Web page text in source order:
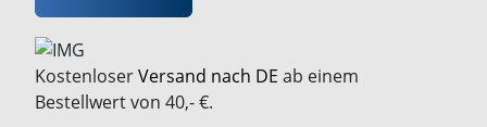
KostenloserVersand nach DE ab einem
Bestellwert von 40,- €.